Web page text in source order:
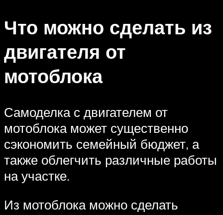
Что можно сделать из
двигателя от
мотоблока
Самоделка с двигателем от
мотоблока может существенно
сэкономить семейный бюджет, а
также облегчить различные работы
на участке.
Из мотоблока можно сделать